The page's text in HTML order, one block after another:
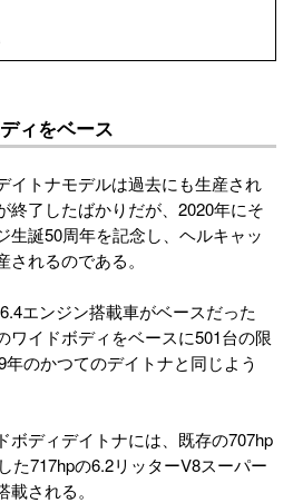
ィをベース
イトナモデルは過去にも生産され
終了したばかりだが、2020年にそ
生誕50周年を記念し、ヘルキャッ
れるのである。
エンジン搭載車がベースだった
ワイドボディをベースに501台の限
のかつてのデイトナと同じよう
ディデイトナには、既存の707hp
た717hpの6.2リッターV8スーパー
される。